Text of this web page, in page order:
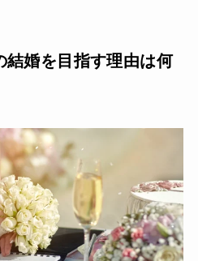
結婚を目指す理由は何